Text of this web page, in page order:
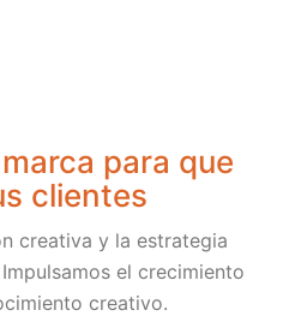
para que
clientes
creativa y la estrategia
el crecimiento
creativo.